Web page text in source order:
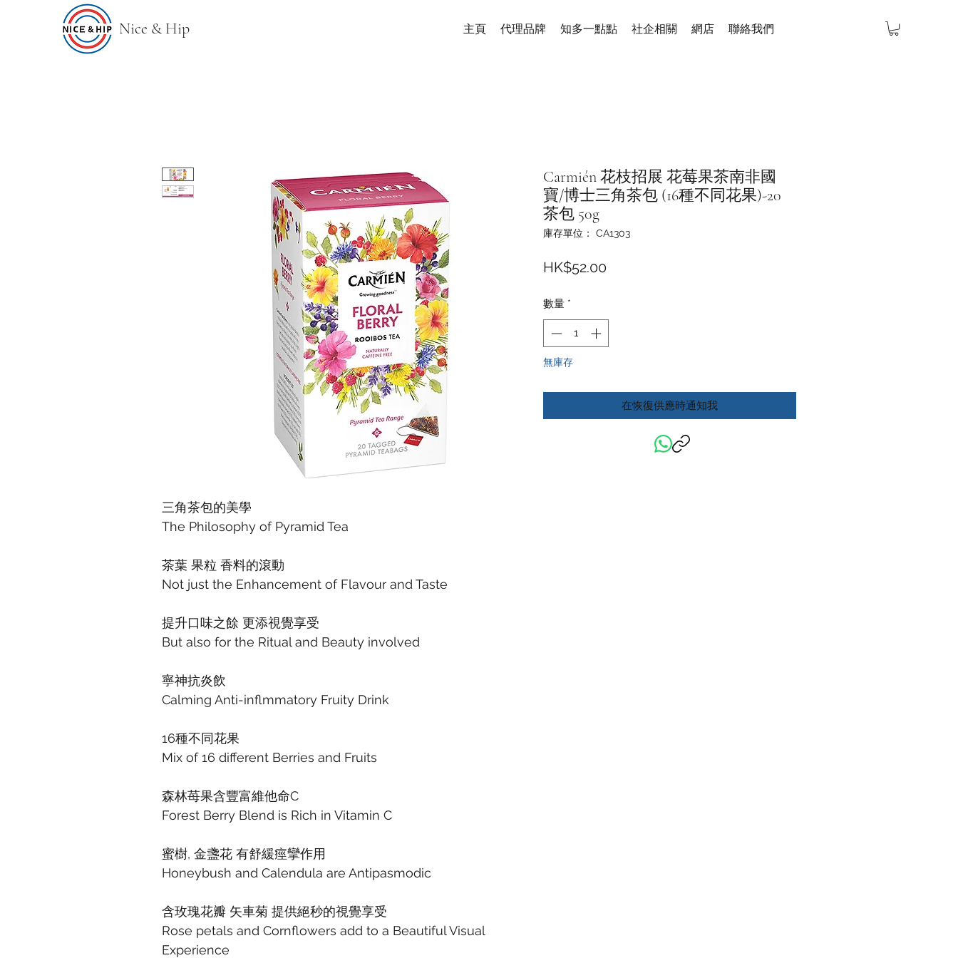
Nice & Hip 主頁 代理品牌 知多一點點 社企相關 網店 聯絡我們
三角茶包的美學
The Philosophy of Pyramid Tea
茶葉 果粒 香料的滾動
Not just the Enhancement of Flavour and Taste
提升口味之餘 更添視覺享受
But also for the Ritual and Beauty involved
寧神抗炎飲
Calming Anti-inflmmatory Fruity Drink
16種不同花果
Mix of 16 different Berries and Fruits
森林苺果含豐富維他命C
Forest Berry Blend is Rich in Vitamin C
蜜樹, 金盞花 有舒緩痙攣作用
Honeybush and Calendula are Antipasmodic
含玫瑰花瓣 矢車菊 提供絕秒的視覺享受
Rose petals and Cornflowers add to a Beautiful Visual
Experience
Carmién 花枝招展 花莓果茶南非國
寶/博士三角茶包 (16種不同花果)-20
茶包 50g
庫存單位： CA1303
HK$52.00價
數量 *
無庫存
在恢復供應時通知我